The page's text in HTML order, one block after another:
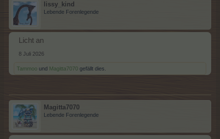
lissy_kind
Lebende Forenlegende
Licht an
8 Juli 2026
Tammoo und Magitta7070 gefällt dies.
Magitta7070
Lebende Forenlegende